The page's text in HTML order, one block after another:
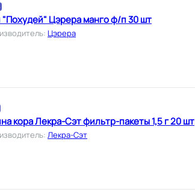
"Похудей" Цэрера манго ф/п 30 шт
: Цэрера
кора Лекра-Сэт фильтр-пакеты 1,5 г 20 шт
: Лекра-Сэт